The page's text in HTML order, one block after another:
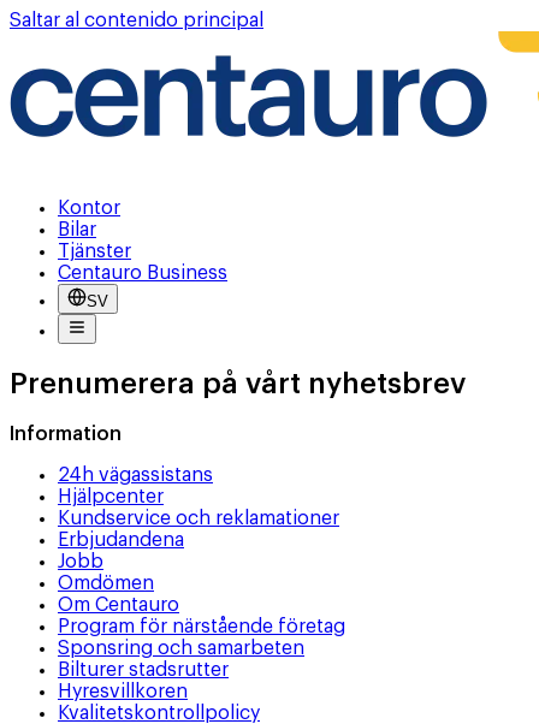
Saltar al contenido principal
Kontor
Bilar
Tjänster
Centauro Business
SV
Prenumerera på vårt nyhetsbrev
Information
24h vägassistans
Hjälpcenter
Kundservice och reklamationer
Erbjudandena
Jobb
Omdömen
Om Centauro
Program för närstående företag
Sponsring och samarbeten
Bilturer stadsrutter
Hyresvillkoren
Kvalitetskontrollpolicy